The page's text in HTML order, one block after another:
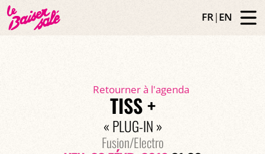
FR|EN
Retourner à l'agenda
TISS +
« PLUG-IN »
Fusion/Electro